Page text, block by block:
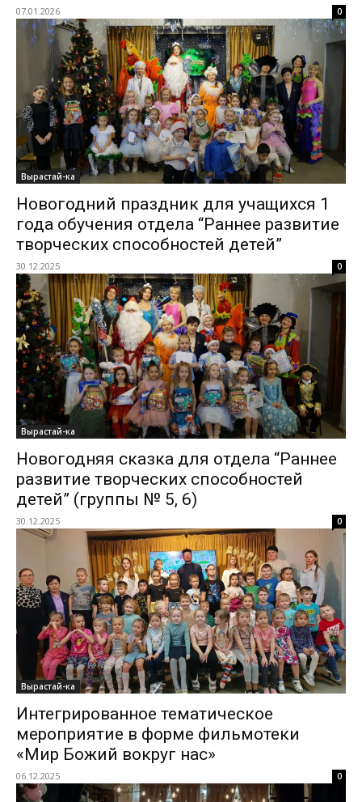
07.01.2026 0
Вырастай-ка
Новогодний праздник для учащихся 1
года обучения отдела “Раннее развитие
творческих способностей детей”
30.12.2025 0
Вырастай-ка
Новогодняя сказка для отдела “Раннее
развитие творческих способностей
детей” (группы № 5, 6)
30.12.2025 0
Вырастай-ка
Интегрированное тематическое
мероприятие в форме фильмотеки
«Мир Божий вокруг нас»
06.12.2025 0